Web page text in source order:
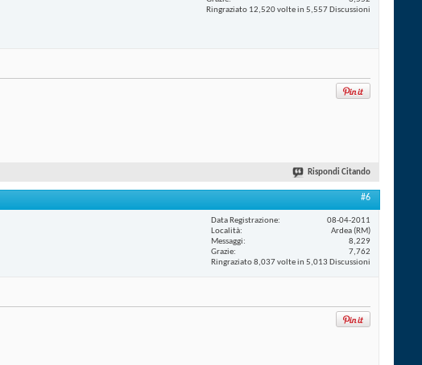
Ringraziato 12,520 volte in 5,557 Discussioni
Rispondi Citando
#6
Data Registrazione
08-04-2011
Località
Ardea (RM)
Messaggi
8,229
Grazie
7,762
Ringraziato 8,037 volte in 5,013 Discussioni